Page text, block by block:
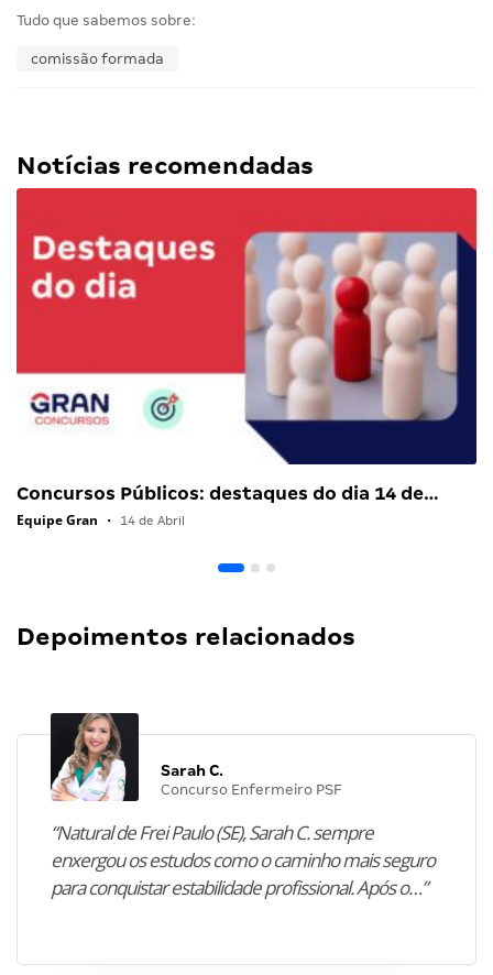
Tudo que sabemos sobre:
comissão formada
Notícias recomendadas
Concursos Públicos: destaques do dia 14 de…
Equipe Gran • 14 de Abril
Depoimentos relacionados
Sarah C.
Concurso Enfermeiro PSF
“Natural de Frei Paulo (SE), Sarah C. sempre
enxergou os estudos como o caminho mais seguro
para conquistar estabilidade profissional. Após o…”